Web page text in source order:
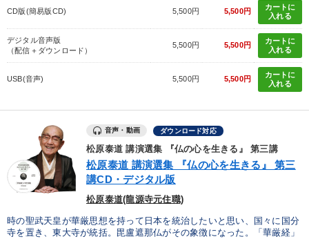
ondemand_video 経営音声・動画を探す refresh 更新する
全国経営者セミナー収録物以外の経営教材（全761タイトル）からお探
しいただけます
カテゴリー
営業・社員研修 最新トレンドと時代の潮流を押さえる
2025年春季全国経営者セミナー収録講演ＣＤ・講演ＤＶＤ・デジ
タル版（音声／動画ストリーミング・ダウンロード）
2026年夏季全国経営者セミナー収録講演ＣＤ・講演ＤＶＤ・デジ
タル版（音声／動画ストリーミング・ダウンロード）
CD版(簡易版CD) 5,500円 5,500円
カートに
入れる
デジタル音声版
（配信＋ダウンロード）
5,500円 5,500円
カートに
入れる
USB(音声) 5,500円 5,500円
カートに
入れる
音声・動画 ダウンロード対応
松原泰道 講演選集 『仏の心を生きる』 第三講
松原泰道 講演選集 『仏の心を生きる』 第三
講CD・デジタル版
松原泰道(龍源寺元住職)
時の聖武天皇が華厳思想を持って日本を統治したいと思い、国々に国分
寺を置き、東大寺が統括。毘盧遮那仏がその象徴になった。「華厳経」